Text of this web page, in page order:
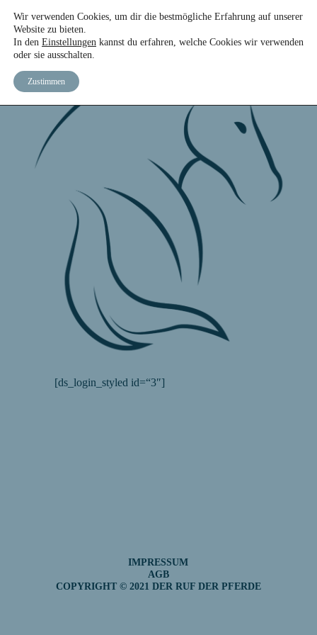
START DAS TEAM DER KURS EBOOK
[ds_login_styled id=“3″]
IMPRESSUM
AGB
COPYRIGHT © 2021 DER RUF DER PFERDE
Wir verwenden Cookies, um dir die bestmögliche Erfahrung auf unserer
Website zu bieten.
In den Einstellungen kannst du erfahren, welche Cookies wir verwenden
oder sie ausschalten.
Zustimmen